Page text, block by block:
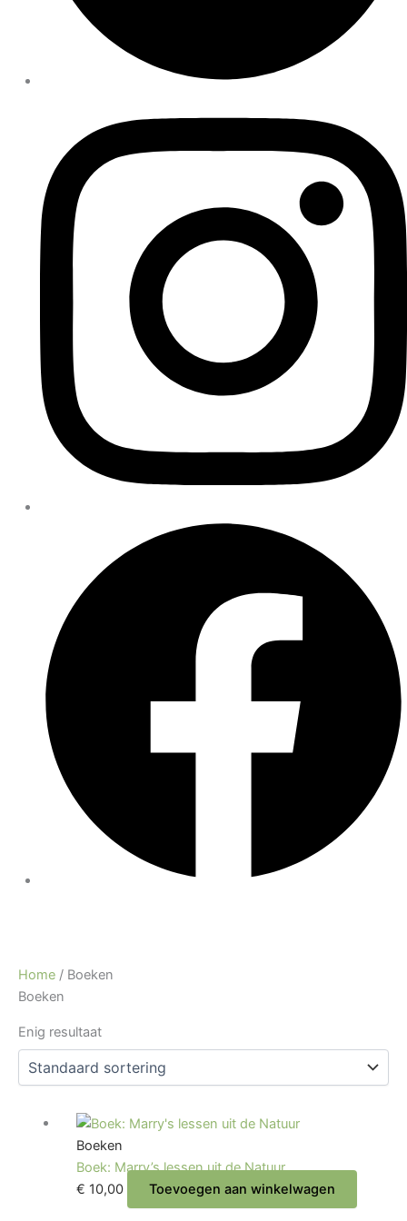
Home / Boeken
Boeken
Enig resultaat
Boeken
Boek: Marry’s lessen uit de Natuur
€ 10,00 Toevoegen aan winkelwagen